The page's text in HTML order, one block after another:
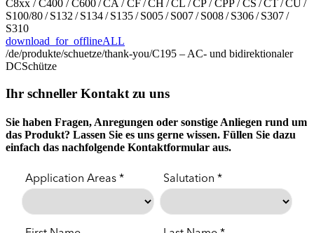
C8xx / C400 / C600 / CA / CF / CH / CL / CP / CPP / CS / CT / CU /
S100/80 / S132 / S134 / S135 / S005 / S007 / S008 / S306 / S307 /
S310
download_for_offlineALL
/de/produkte/schuetze/thank-you/C195 – AC- und bidirektionaler
DCSchütze
Ihr schneller Kontakt zu uns
Sie haben Fragen, Anregungen oder sonstige Anliegen rund um
das Produkt? Lassen Sie es uns gerne wissen. Füllen Sie dazu
einfach das nachfolgende Kontaktformular aus.